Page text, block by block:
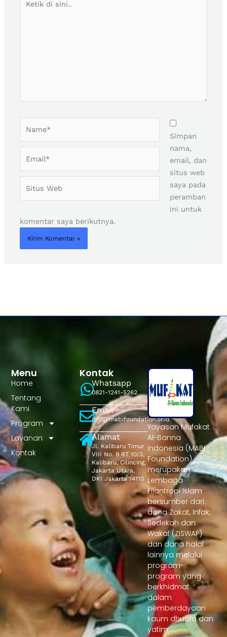
Web
Simpan
nama,
email, dan
situs web
saya pada
peramban
ini untuk
komentar saya berikutnya.
Menu
Home
Tentang
Kami
Program
Layanan
Kontak
Kontak
Whatsapp
0821-1241-5262
Email
info@mabifoundation.or.id
Alamat
Jl. Kalibaru Timur
VIII No. 9 RT 10/3,
Kalibaru, Cilincing,
Jakarta Utara,
DKI Jakarta 14110
Yayasan Mufakat
Al-Banna
Indonesia (MABI
Foundation)
merupakan
Lembaga
Filantropi Islam
bersumber dari
dana Zakat, Infak,
Sedekah dan
Wakaf (ZISWAF)
dan dana halal
lainnya melalui
program-
program yang
berkhidmat
dalam
pemberdayaan
kaum dhuafa dan
yatim.